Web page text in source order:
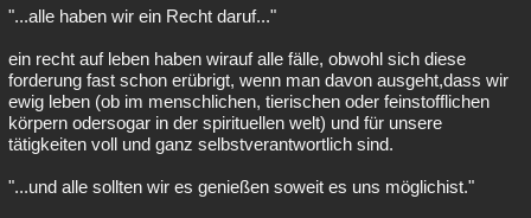
"...alle haben wir ein Recht daruf..."
ein recht auf leben haben wirauf alle fälle, obwohl sich diese
forderung fast schon erübrigt, wenn man davon ausgeht,dass wir
ewig leben (ob im menschlichen, tierischen oder feinstofflichen
körpern odersogar in der spirituellen welt) und für unsere
tätigkeiten voll und ganz selbstverantwortlich sind.
"...und alle sollten wir es genießen soweit es uns möglichist."